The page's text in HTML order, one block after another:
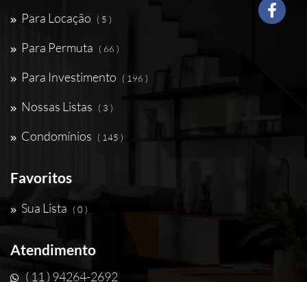
Para Locação ( 5 )
Para Permuta ( 66 )
Para Investimento ( 196 )
Nossas Listas ( 3 )
Condomínios ( 145 )
Favoritos
Sua Lista ( 0 )
Atendimento
( 11 ) 94264-2692